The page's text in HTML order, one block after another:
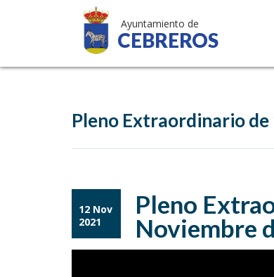
Ayuntamiento de
CEBREROS
Pleno Extraordinario de
12 Nov
2021
Pleno
Noviembre